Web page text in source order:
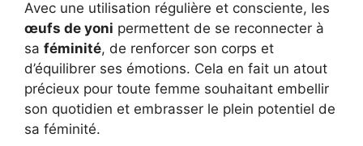
Avec une utilisation régulière et consciente, les
œufs de yoni permettent de se reconnecter à
sa féminité, de renforcer son corps et
d’équilibrer ses émotions. Cela en fait un atout
précieux pour toute femme souhaitant embellir
son quotidien et embrasser le plein potentiel de
sa féminité.